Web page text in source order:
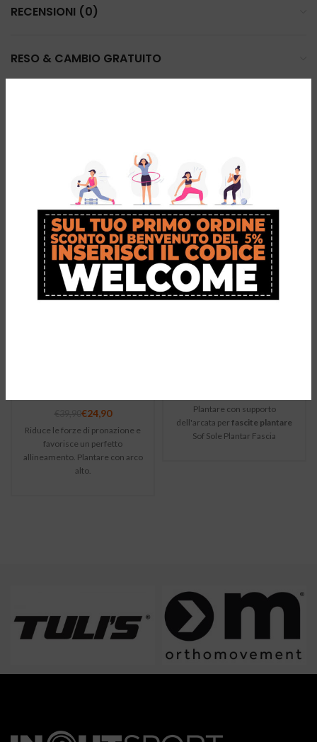
RECENSIONI (0)
RESO & CAMBIO GRATUITO
€24,90
Riduce le forze di pronazione e
favorisce un perfetto
allineamento. Plantare con arco
alto.
Plantare con supporto
dell'arcata per fascite plantare
Sof Sole Plantar Fascia